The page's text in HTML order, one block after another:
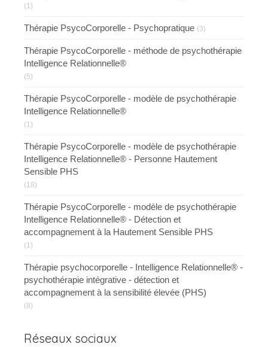
(1)
Thérapie PsycoCorporelle - Psychopratique (3)
Thérapie PsycoCorporelle - méthode de psychothérapie
Intelligence Relationnelle®
(5)
Thérapie PsycoCorporelle - modèle de psychothérapie
Intelligence Relationnelle®
(1)
Thérapie PsycoCorporelle - modèle de psychothérapie
Intelligence Relationnelle® - Personne Hautement
Sensible PHS
(18)
Thérapie PsycoCorporelle - modèle de psychothérapie
Intelligence Relationnelle® - Détection et
accompagnement à la Hautement Sensible PHS
(1)
Thérapie psychocorporelle - Intelligence Relationnelle® -
psychothérapie intégrative - détection et
accompagnement à la sensibilité élevée (PHS)
(8)
Réseaux sociaux